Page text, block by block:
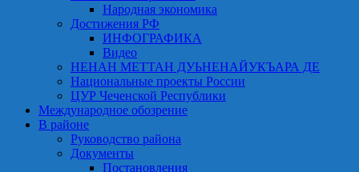
Народная экономика
Достижения РФ
ИНФОГРАФИКА
Видео
НЕНАН МЕТТАН ДУЬНЕНАЙУКЪАРА ДЕ
Национальные проекты России
ЦУР Чеченской Республики
Международное обозрение
В районе
Руководство района
Документы
Постановления